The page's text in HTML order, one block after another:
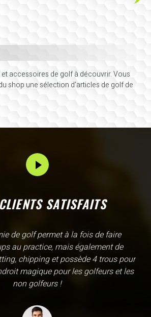
accessoires de golf à découvrir. Vous
shop une sélection d’articles de golf de
SATISFAITS
comme son nom l'indique est
c'est un practice exceptionnel. il y a
classic sur tapis mais aussi
zones pour le chipping, les bumqers...
c'est à l'academy. Il n'y a pas assez
beauté de ce site